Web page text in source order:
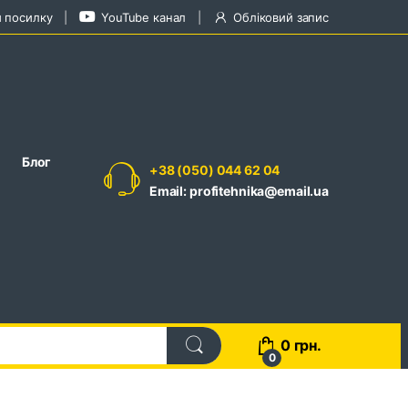
посилку YouTube канал Обліковий запис
Блог
+38 (050) 044 62 04
Email: profitehnika@email.ua
0
0 грн.